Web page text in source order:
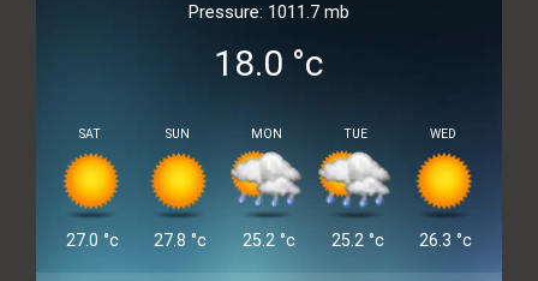
Pressure: 1011.7 mb
18.0 °c
SAT
27.0 °c
SUN
27.8 °c
MON
25.2 °c
TUE
25.2 °c
WED
26.3 °c